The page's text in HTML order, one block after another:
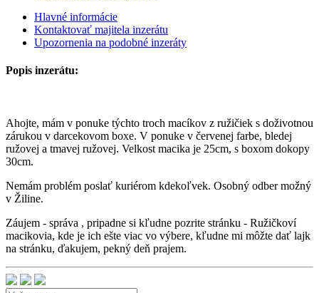
Hlavné informácie
Kontaktovať majitela inzerátu
Upozornenia na podobné inzeráty
Popis inzerátu:
Ahojte, mám v ponuke týchto troch macíkov z ružičiek s doživotnou
zárukou v darcekovom boxe. V ponuke v červenej farbe, bledej
ružovej a tmavej ružovej. Velkost macika je 25cm, s boxom dokopy
30cm.
Nemám problém poslať kuriérom kdekoľvek. Osobný odber možný
v Žiline.
Záujem - správa , pripadne si kľudne pozrite stránku - Ružičkoví
macikovia, kde je ich ešte viac vo výbere, kľudne mi môžte dať lajk
na stránku, ďakujem, pekný deň prajem.